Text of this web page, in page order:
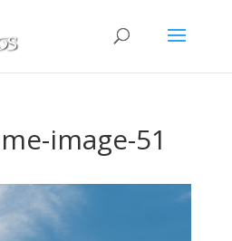
image-51